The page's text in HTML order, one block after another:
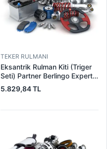
TEKER RULMANI
Eksantrik Rulman Kiti (Triger
Seti) Partner Berlingo Expert
Jumpy P806 P205 P405
Boxer Jumper C15 Zx Xantia
XUD9TE) (136 Dis Kayis) <
5.829,84 TL